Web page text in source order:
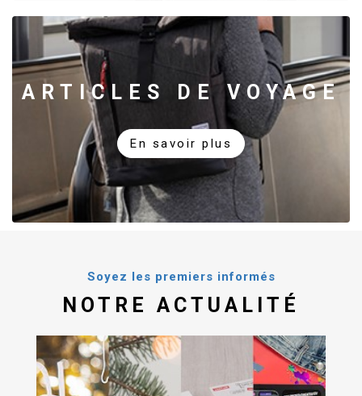
ARTICLES DE VOYAGE
En savoir plus
Soyez les premiers informés
NOTRE ACTUALITÉ